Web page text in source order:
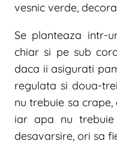
vesnic verde,
Se planteaza intr-
chiar si pe sub
daca ii asigurati
regulata si doua-
nu trebuie sa
iar apa nu trebuie
desavarsire, ori sa